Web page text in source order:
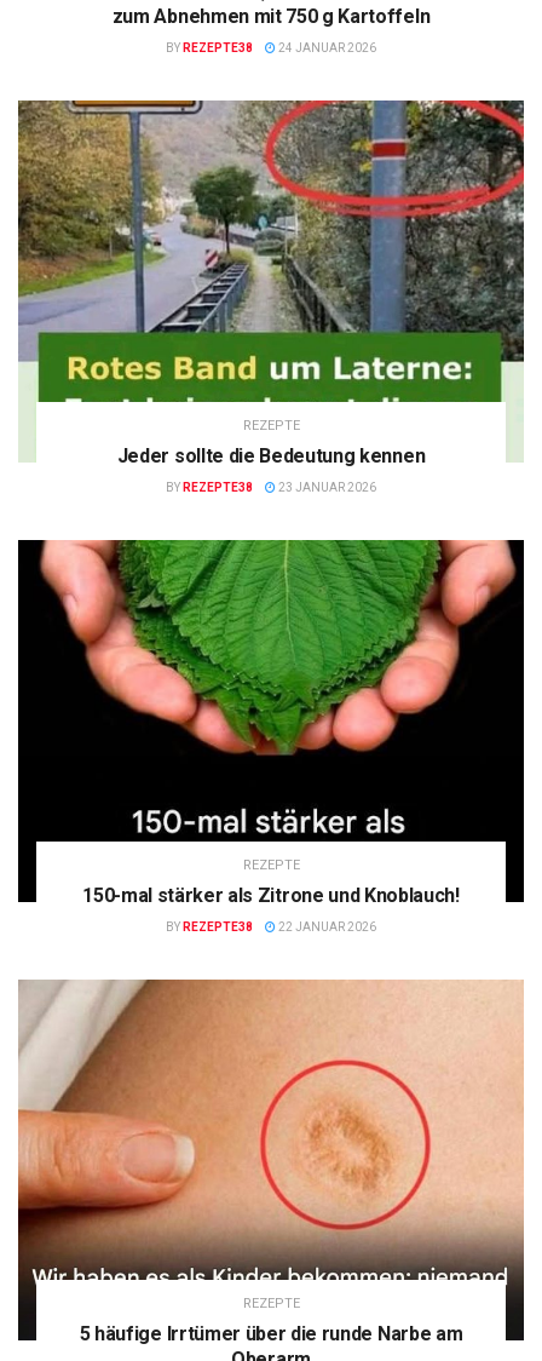
zum Abnehmen mit 750 g Kartoffeln
BY REZEPTE38 24 JANUAR 2026
REZEPTE
Jeder sollte die Bedeutung kennen
BY REZEPTE38 23 JANUAR 2026
REZEPTE
150-mal stärker als Zitrone und Knoblauch!
BY REZEPTE38 22 JANUAR 2026
REZEPTE
5 häufige Irrtümer über die runde Narbe am